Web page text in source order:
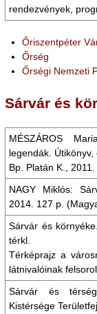
rendezvények,
Őriszentpéter
Őrség
Őrségi Nemzeti
Sárvár és
MÉSZÁROS
legendák. Útikönyv,
Bp. Platán K., 2011.
NAGY Miklós:
2014. 127 p.
Sárvár és
térkl.
Térképrajz a
látnivalóinak
Sárvár és
Kistérsége